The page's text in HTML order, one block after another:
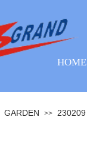
HOME
GARDEN >> 230209